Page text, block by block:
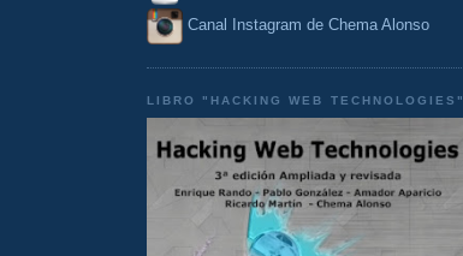
Canal Instagram de Chema Alonso
LIBRO "HACKING WEB TECHNOLOGIES"